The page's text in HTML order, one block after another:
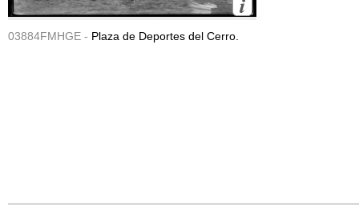
03884FMHGE - Plaza de Deportes del Cerro.